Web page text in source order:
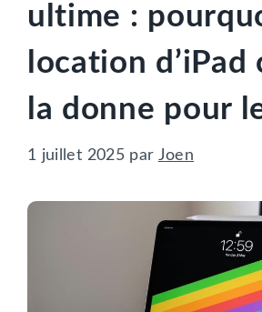
ultime :
location d’iPad
la donne pour
1 juillet 2025 par Joen